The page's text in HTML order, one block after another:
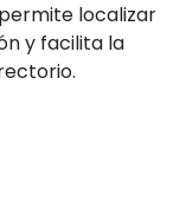
localizar
y facilita la